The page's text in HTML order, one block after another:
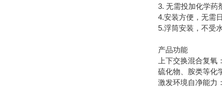
3. 无需投加化学药
4.安装方便，无需
5.浮筒安装，不受
产品功能
上下交换混合复
硫化物、胺类等化
激发环境自净能力